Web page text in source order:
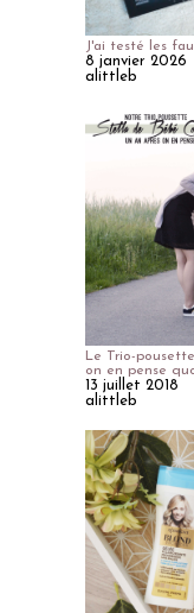
J'ai testé les
8 janvier 2026
alittleb
Le Trio-
on en pense
13 juillet 2018
alittleb